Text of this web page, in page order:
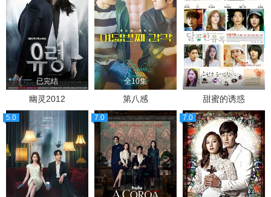
已完结
幽灵2012
全10集
第八感
全2集
甜蜜的诱惑
5.0 7.0 7.0